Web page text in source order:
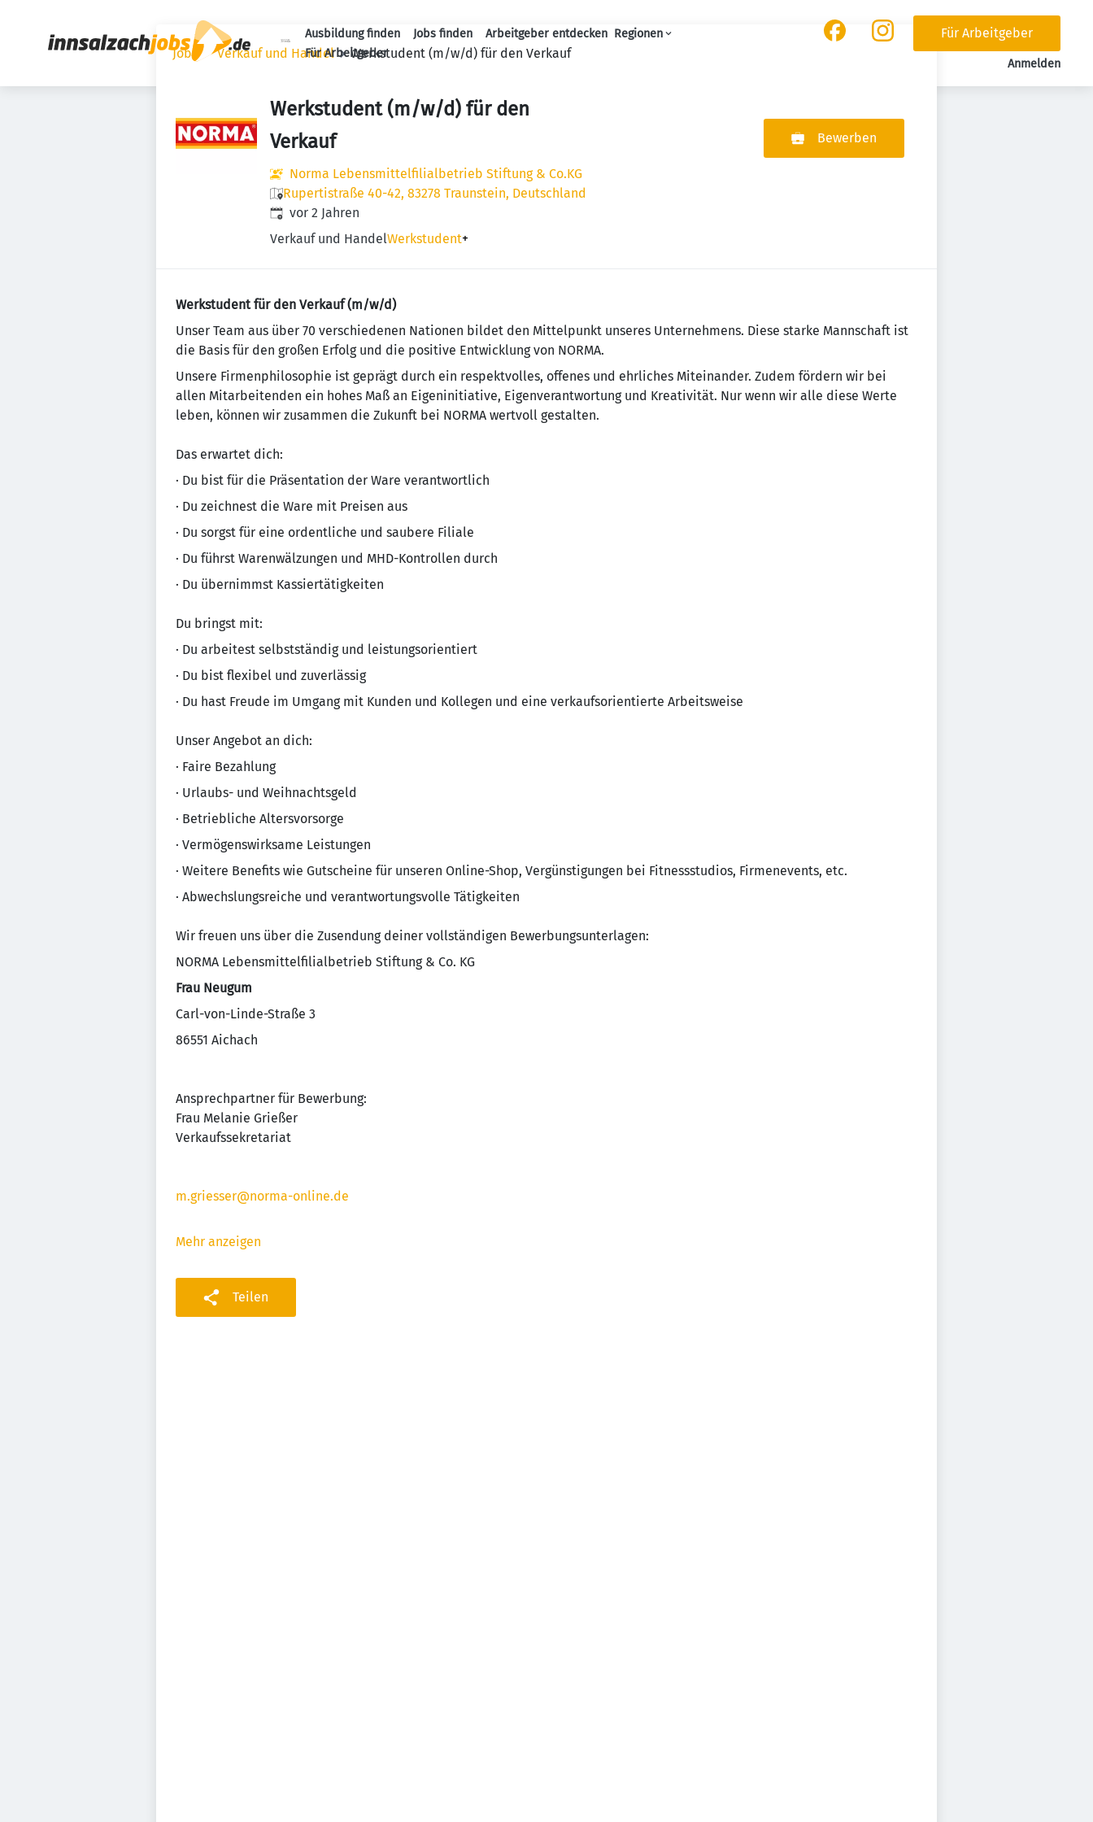
Haupt-Navigation
Ausbildung finden Jobs finden Arbeitgeber entdecken Regionen
Für Arbeitgeber
Für Arbeitgeber
Anmelden
Jobs Verkauf und Handel Werkstudent (m/w/d) für den Verkauf
Werkstudent (m/w/d) für den
Verkauf
Norma Lebensmittelfilialbetrieb Stiftung & Co.KG
Rupertistraße 40-42, 83278 Traunstein, Deutschland
Veröffentlicht:
vor 2 Jahren
Verkauf und HandelWerkstudent+
Bewerben
Werkstudent für den Verkauf (m/w/d)
Un­se­r Team aus über 70 ver­schie­de­nen Na­tio­nen bildet den Mit­tel­punkt un­se­res Un­ter­neh­mens. Diese starke Mannschaft ist
die Basis für den großen Erfolg und die positive Entwicklung von NORMA.
Unsere Firmenphilosophie ist geprägt durch ein re­spekt­vol­les, offenes und ehr­li­ches Mit­ein­an­der. Zudem fördern wir bei
allen Mitarbeitenden ein ho­hes Maß an Eigeninitiative, Eigenverantwortung und Krea­ti­vi­tät. Nur wenn wir alle diese Werte
leben, können wir zusammen die Zukunft bei NORMA wertvoll gestalten.
Das erwartet dich:
· Du bist für die Präsentation der Ware verantwortlich
· Du zeichnest die Ware mit Preisen aus
· Du sorgst für eine ordentliche und saubere Filiale
· Du führst Warenwälzungen und MHD-Kontrollen durch
· Du übernimmst Kassiertätigkeiten
Du bringst mit:
· Du arbeitest selbstständig und leistungsorientiert
· Du bist flexibel und zuverlässig
· Du hast Freude im Umgang mit Kunden und Kollegen und eine verkaufsorientierte Arbeitsweise
Unser Angebot an dich:
· Faire Bezahlung
· Urlaubs- und Weihnachtsgeld
· Betriebliche Altersvorsorge
· Vermögenswirksame Leistungen
· Weitere Benefits wie Gutscheine für unseren Online-Shop, Vergünstigungen bei Fitnessstudios, Firmenevents, etc.
· Abwechslungsreiche und verantwortungsvolle Tätigkeiten
Wir freuen uns über die Zusendung deiner vollständigen Bewerbungsunterlagen:
NORMA Lebensmittelfilialbetrieb Stiftung & Co. KG
Frau Neugum
Carl-von-Linde-Straße 3
86551 Aichach
Ansprechpartner für Bewerbung:
Frau Melanie Grießer
Verkaufssekretariat
m.griesser@norma-online.de
Mehr anzeigen
Teilen